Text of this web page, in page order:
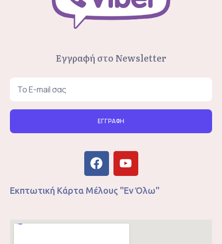
Εγγραφή στο Newsletter
ΕΓΓΡΑΦΗ
Εκπτωτική Κάρτα Μέλους "Εν Όλω"